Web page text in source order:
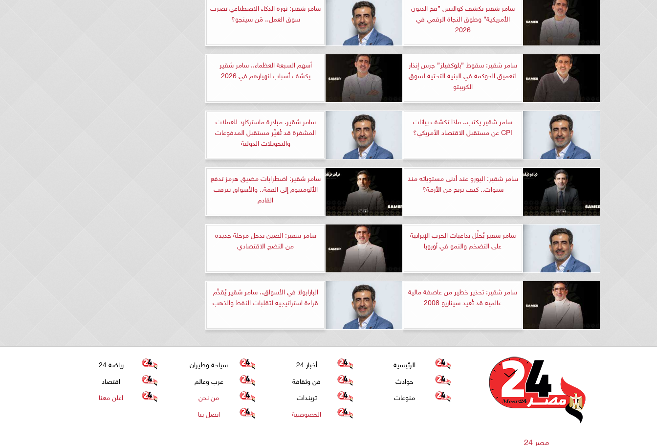
سامر شقير يكشف كواليس ”فخ الديون
الأمريكية” وطوق النجاة الرقمي في
2026
سامر شقير: ثورة الذكاء الاصطناعي تضرب
سوق العمل.. مَن سينجو؟
سامر شقير: سقوط ”بلوكفيلز” جرس إنذار
لتعميق الحوكمة في البنية التحتية لسوق
الكريبتو
أسهم السبعة العظماء.. سامر شقير
يكشف أسباب انهيارهم في 2026
سامر شقير يكتب.. ماذا تكشف بيانات
CPI عن مستقبل الاقتصاد الأمريكي؟
سامر شقير: مبادرة ماستركارد للعملات
المشفرة قد تُغيِّر مستقبل المدفوعات
والتحويلات الدولية
سامر شقير: اليورو عند أدنى مستوياته منذ
سنوات.. كيف تربح من الأزمة؟
سامر شقير: اضطرابات مضيق هرمز تدفع
الألومنيوم إلى القمة.. والأسواق تترقب
القادم
سامر شقير يُحلِّل تداعيات الحرب الإيرانية
على التضخم والنمو في أوروبا
سامر شقير: الصين تدخل مرحلة جديدة
من النضج الاقتصادي
سامر شقير: تحذير خطير من عاصفة مالية
عالمية قد تُعيد سيناريو 2008
البارابولا في الأسواق.. سامر شقير يُقدِّم
قراءة استراتيجية لتقلبات النفط والذهب
مصر 24
الرئيسية أخبار 24 سياحة وطيران
رياضة 24
حوادث
فن وثقافة عرب وعالم
اقتصاد
منوعات
تريندات من نحن
اعلن معنا
الخصوصية
اتصل بنا